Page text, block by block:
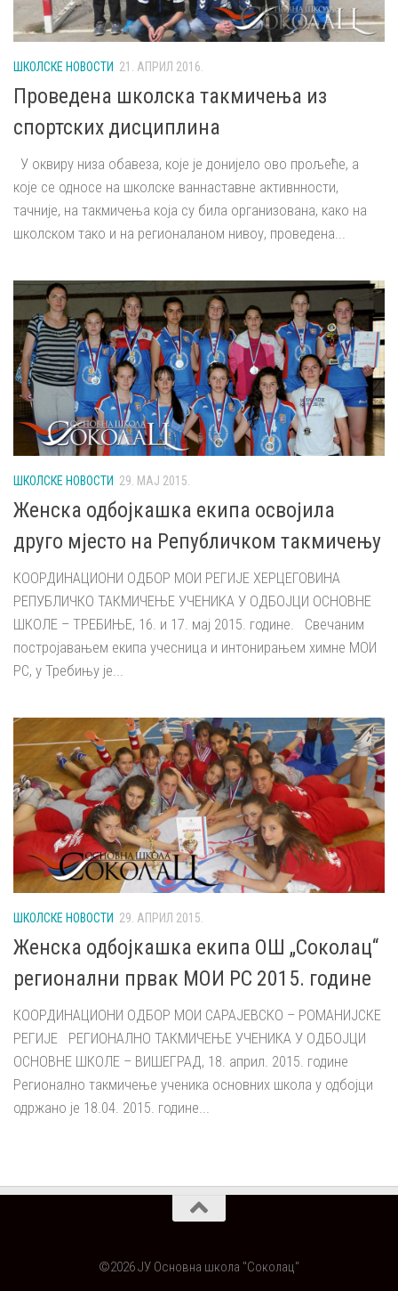
ШКОЛСКЕ НОВОСТИ 21. АПРИЛ 2016.
Проведена школска такмичења из
спортских дисциплина
У оквиру низа обавеза, које је донијело ово прољеће, а
које се односе на школске ваннаставне активнности,
тачније, на такмичења која су била организована, како на
школском тако и на регионаланом нивоу, проведена...
ШКОЛСКЕ НОВОСТИ 29. МАЈ 2015.
Женска одбојкашка екипа освојила
друго мјесто на Републичком такмичењу
КООРДИНАЦИОНИ ОДБОР МОИ РЕГИЈЕ ХЕРЦЕГОВИНА
РЕПУБЛИЧКО ТАКМИЧЕЊЕ УЧЕНИКА У ОДБОЈЦИ ОСНОВНЕ
ШКОЛЕ – ТРЕБИЊЕ, 16. и 17. мај 2015. године. Свечаним
постројавањем екипа учесница и интонирањем химне МОИ
РС, у Требињу је...
ШКОЛСКЕ НОВОСТИ 29. АПРИЛ 2015.
Женска одбојкашка екипа ОШ „Соколац“
регионални првак МОИ РС 2015. године
КООРДИНАЦИОНИ ОДБОР МОИ САРАЈЕВСКО – РОМАНИЈСКЕ
РЕГИЈЕ РЕГИОНАЛНО ТАКМИЧЕЊЕ УЧЕНИКА У ОДБОЈЦИ
ОСНОВНЕ ШКОЛЕ – ВИШЕГРАД, 18. април. 2015. године
Регионално такмичење ученика основних школа у одбојци
одржано је 18.04. 2015. године...
©2026 ЈУ Основна школа "Соколац"